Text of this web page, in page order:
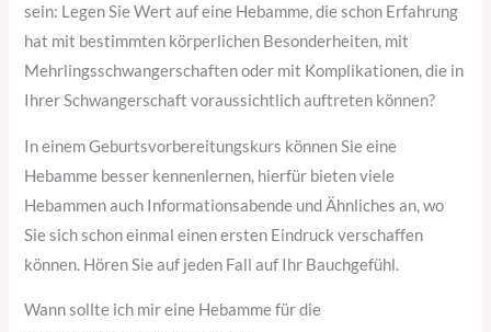
sein: Legen Sie Wert auf eine Hebamme, die schon Erfahrung
hat mit bestimmten körperlichen Besonderheiten, mit
Mehrlingsschwangerschaften oder mit Komplikationen, die in
Ihrer Schwangerschaft voraussichtlich auftreten können?
In einem Geburtsvorbereitungskurs können Sie eine
Hebamme besser kennenlernen, hierfür bieten viele
Hebammen auch Informationsabende und Ähnliches an, wo
Sie sich schon einmal einen ersten Eindruck verschaffen
können. Hören Sie auf jeden Fall auf Ihr Bauchgefühl.
Wann sollte ich mir eine Hebamme für die